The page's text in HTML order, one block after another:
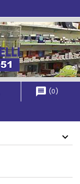
message (0)